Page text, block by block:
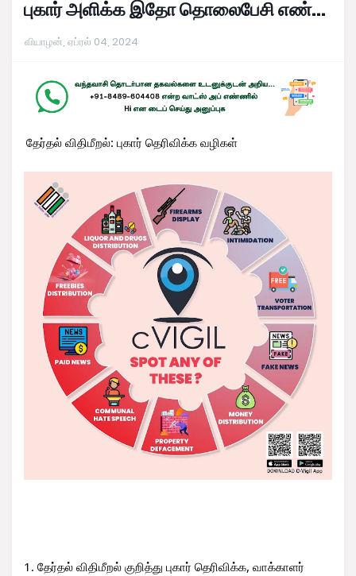
புகார் அளிக்க இதோ தொலைபேசி எண்...
வியாழன், ஏப்ரல் 04, 2024
தேர்தல் விதிமீறல்: புகார் தெரிவிக்க வழிகள்
1. தேர்தல் விதிமீறல் குறித்து புகார் தெரிவிக்க, வாக்காளர்